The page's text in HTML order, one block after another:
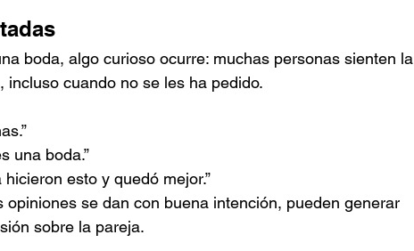
boda, algo curioso ocurre: muchas personas sienten la
incluso cuando no se les ha pedido.
una boda.”
esto y quedó mejor.”
opiniones se dan con buena intención, pueden generar
sobre la pareja.